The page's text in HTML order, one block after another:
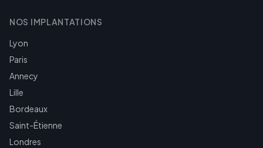
NOS IMPLANTATIONS
Lyon
Paris
Annecy
Lille
Bordeaux
Saint-Étienne
Londres